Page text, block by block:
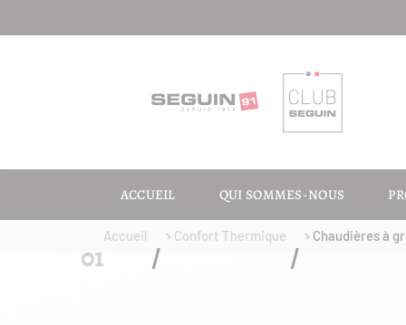
ACCUEIL QUI SOMMES-NOUS
Accueil Confort Thermique Chaudières à